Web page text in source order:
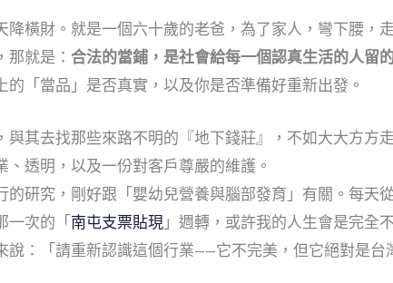
橫財。就是一個六十歲的老爸，為了家人，彎下腰，
那就是：合法的當鋪，是社會給每一個認真生活的人留
「當品」是否真實，以及你是否準備好重新出發。
其去找那些來路不明的『地下錢莊』，不如大大方方
透明，以及一份對客戶尊嚴的維護。
研究，剛好跟「嬰幼兒營養與腦部發育」有關。每天
一次的「 南屯支票貼現 」週轉，或許我的人生會是完全
：「請重新認識這個行業——它不完美，但它絕對是台